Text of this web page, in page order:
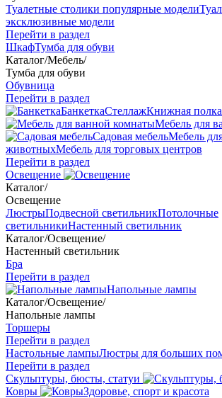
Туалетные столики популярные модели
эксклюзивные модели
Перейти в раздел
ШкафТумба для обуви
Каталог/Мебель/
Тумба для обуви
Обувница
Перейти в раздел
БанкеткаСтеллажКнижная полка
Мебель для
Садовая мебельМебель
животныхМебель для торговых центров
Перейти в раздел
Освещение
Каталог/
Освещение
ЛюстрыПодвесной светильникПотолочные
светильникиНастенный светильник
Каталог/Освещение/
Настенный светильник
Бра
Перейти в раздел
Напольные лампы
Каталог/Освещение/
Напольные лампы
Торшеры
Перейти в раздел
Настольные лампыЛюстры для больших
Перейти в раздел
Скульптуры, бюсты, статуи
Ковры
Здоровье, спорт и красота